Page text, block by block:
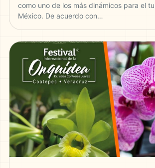
como uno de los más dinámicos para el
México. De acuerdo con…